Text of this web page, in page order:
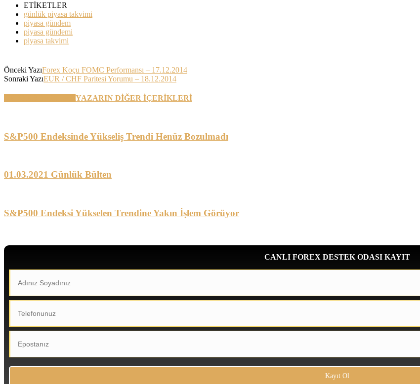
ETİKETLER
günlük piyasa takvimi
piyasa gündem
piyasa gündemi
piyasa takvimi
Önceki YazıForex Koçu FOMC Performansı – 17.12.2014
Sonraki YazıEUR / CHF Paritesi Yorumu – 18.12.2014
YAZARIN DİĞER İÇERİKLERİ
S&P500 Endeksinde Yükseliş Trendi Henüz Bozulmadı
01.03.2021 Günlük Bülten
S&P500 Endeksi Yükselen Trendine Yakın İşlem Görüyor
CANLI FOREX DESTEK ODASI KAYIT